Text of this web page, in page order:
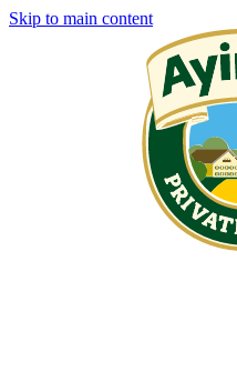
Skip to main content